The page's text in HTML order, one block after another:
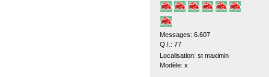
Messages: 6.607
Q.I.: 77
Localisation: st maximin
Modèle: x